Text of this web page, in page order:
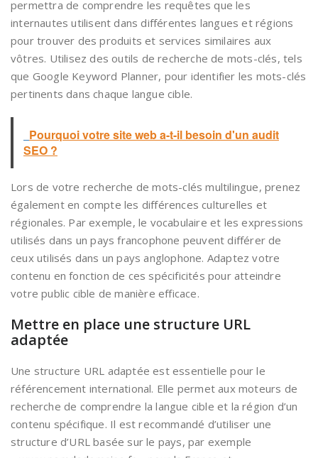
permettra de comprendre les requêtes que les
internautes utilisent dans différentes langues et régions
pour trouver des produits et services similaires aux
vôtres. Utilisez des outils de recherche de mots-clés, tels
que Google Keyword Planner, pour identifier les mots-clés
pertinents dans chaque langue cible.
Pourquoi votre site web a-t-il besoin d'un audit
SEO ?
Lors de votre recherche de mots-clés multilingue, prenez
également en compte les différences culturelles et
régionales. Par exemple, le vocabulaire et les expressions
utilisés dans un pays francophone peuvent différer de
ceux utilisés dans un pays anglophone. Adaptez votre
contenu en fonction de ces spécificités pour atteindre
votre public cible de manière efficace.
Mettre en place une structure URL
adaptée
Une structure URL adaptée est essentielle pour le
référencement international. Elle permet aux moteurs de
recherche de comprendre la langue cible et la région d’un
contenu spécifique. Il est recommandé d’utiliser une
structure d’URL basée sur le pays, par exemple